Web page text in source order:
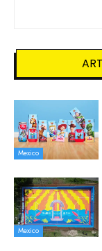
Mexico
Mexico